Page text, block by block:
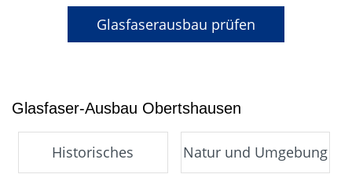
Glasfaserausbau prüfen
Glasfaser-Ausbau Obertshausen
Historisches Natur und Umgebung